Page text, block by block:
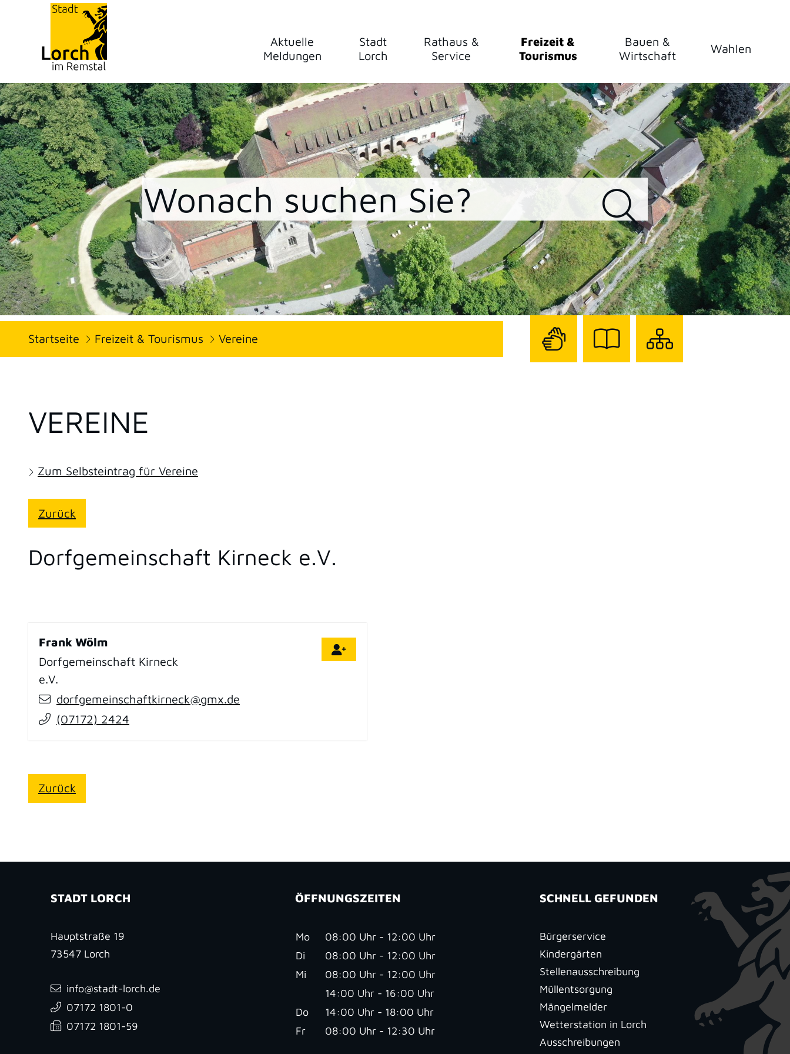
Aktuelle
Meldungen
Stadt
Lorch
Rathaus &
Service
Freizeit &
Tourismus
Bauen &
Wirtschaft
Wahlen
Startseite Freizeit & Tourismus Vereine
VEREINE
Zum Selbsteintrag für Vereine
Zurück
Dorfgemeinschaft Kirneck e.V.
Frank Wölm
Dorfgemeinschaft Kirneck
e.V.
dorfgemeinschaftkirneck@gmx.de
(07172) 2424
Zurück
STADT LORCH
Hauptstraße 19
73547 Lorch
info@stadt-lorch.de
07172 1801-0
07172 1801-59
ÖFFNUNGSZEITEN
Mo
08:00 Uhr - 12:00 Uhr
Di
08:00 Uhr - 12:00 Uhr
Mi
08:00 Uhr - 12:00 Uhr
14:00 Uhr - 16:00 Uhr
Do
14:00 Uhr - 18:00 Uhr
Fr
08:00 Uhr - 12:30 Uhr
SCHNELL GEFUNDEN
Bürgerservice
Kindergärten
Stellenausschreibung
Müllentsorgung
Mängelmelder
Wetterstation in Lorch
Ausschreibungen